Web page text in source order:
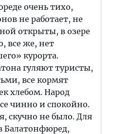
очень тихо,
не работает, не
открыты, в озере
все же, нет
курорта.
гуляют туристы,
все кормят
хлебом. Народ
чинно и спокойно.
скучно не было. Для
Балатонфюред,